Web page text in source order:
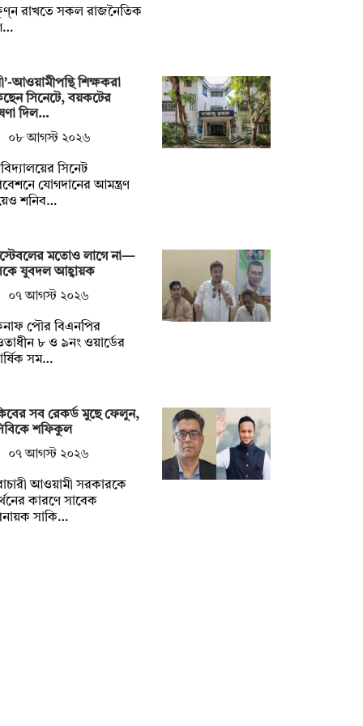
রাখতে সকল রাজনৈতিক
আওয়ামীপন্থি শিক্ষকরা
সিনেটে, বয়কটের
দিল…
০৮ আগস্ট ২০২৬
সিনেট
যোগদানের আমন্ত্রণ
শনিব…
মতোও লাগে না—
যুবদল আহ্বায়ক
০৭ আগস্ট ২০২৬
পৌর বিএনপির
৮ ও ৯নং ওয়ার্ডের
সম…
সব রেকর্ড মুছে ফেলুন,
শফিকুল
০৭ আগস্ট ২০২৬
আওয়ামী সরকারকে
কারণে সাবেক
সাকি…